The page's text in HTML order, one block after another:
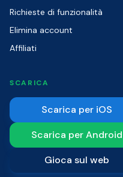
Richieste di funzionalità
Elimina account
Affiliati
SCARICA
Scarica per iOS
Scarica per Android
Gioca sul web